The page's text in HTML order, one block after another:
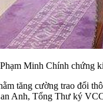
Minh Chính chứng
tăng cường trao đổi
Anh, Tổng Thư ký